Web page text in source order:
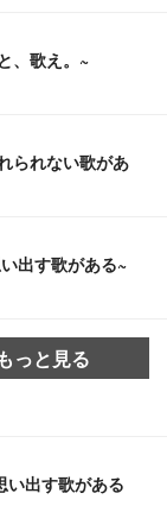
、歌え。~
られない歌があ
出す歌がある~
っと見る
い出す歌がある